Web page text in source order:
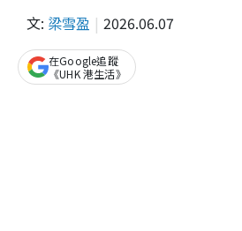
文: 梁雪盈 2026.06.07
在Google追蹤
《UHK 港生活》